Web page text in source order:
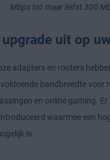
Mbps tot maar liefst 300
upgrade uit op
adapters en routers
bandbreedte voor
en online gaming.
waarmee een
is.